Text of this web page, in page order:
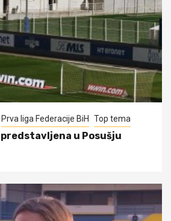
Prva liga Federacije BiH Top tema
u Posušju